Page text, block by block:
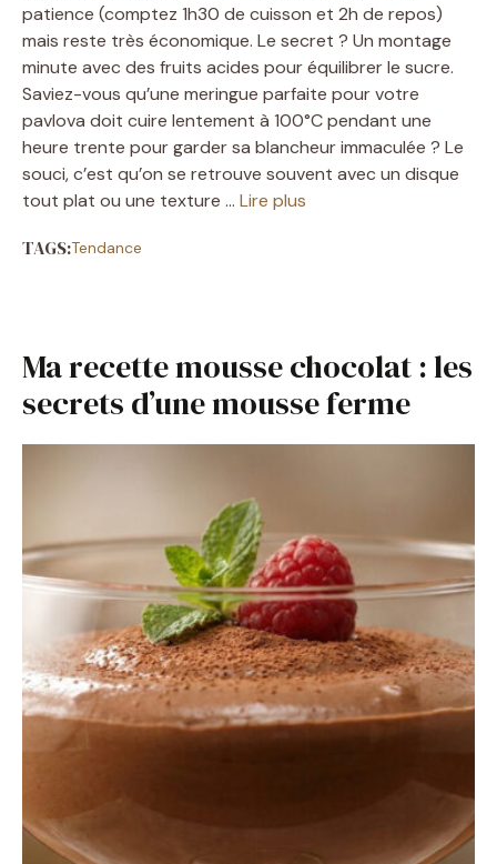
patience (comptez 1h30 de cuisson et 2h de repos)
mais reste très économique. Le secret ? Un montage
minute avec des fruits acides pour équilibrer le sucre.
Saviez-vous qu’une meringue parfaite pour votre
pavlova doit cuire lentement à 100°C pendant une
heure trente pour garder sa blancheur immaculée ? Le
souci, c’est qu’on se retrouve souvent avec un disque
tout plat ou une texture … Lire plus
TAGS:Tendance
Ma recette mousse chocolat : les
secrets d’une mousse ferme